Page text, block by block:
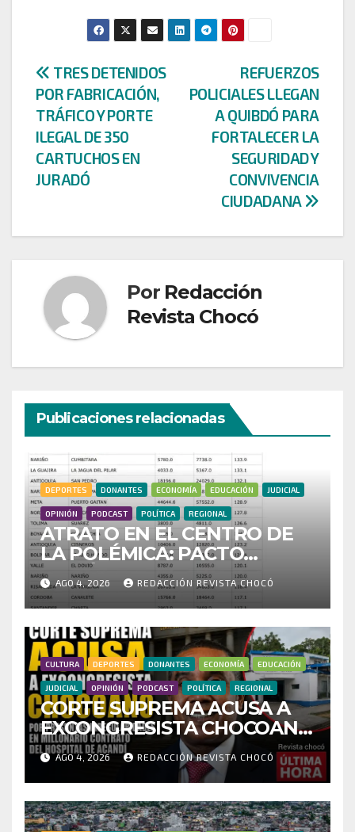
Navegación
de
entradas
REFUERZOS
POLICIALES LLEGAN
A QUIBDÓ PARA
FORTALECER LA
SEGURIDAD Y
CONVIVENCIA
CIUDADANA
TRES DETENIDOS
POR FABRICACIÓN,
TRÁFICO Y PORTE
ILEGAL DE 350
CARTUCHOS EN
JURADÓ
Por Redacción
Revista Chocó
Publicaciones relacionadas
DEPORTES DONANTES ECONOMÍA EDUCACIÓN JUDICIAL
OPINIÓN PODCAST POLÍTICA REGIONAL
ATRATO EN EL CENTRO DE
LA POLÉMICA: PACTO
HISTÓRICO CUESTIONA
CENSO ELECTORAL Y PIDE
INVESTIGAR PRESUNTO
FRAUDE
AGO 4, 2026 REDACCIÓN REVISTA CHOCÓ
CULTURA DEPORTES DONANTES ECONOMÍA EDUCACIÓN
JUDICIAL OPINIÓN PODCAST POLÍTICA REGIONAL
CORTE SUPREMA ACUSA A
EXCONGRESISTA CHOCOANO
POR PRESUNTAS
IRREGULARIDADES EN
MILLONARIO CONTRATO
DEL HOSPITAL DE ACANDÍ
AGO 4, 2026 REDACCIÓN REVISTA CHOCÓ